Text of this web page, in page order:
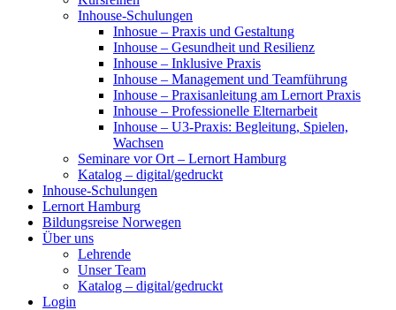
Inhouse-Schulungen
Inhosue – Praxis und Gestaltung
Inhouse – Gesundheit und Resilienz
Inhouse – Inklusive Praxis
Inhouse – Management und Teamführung
Inhouse – Praxisanleitung am Lernort Praxis
Inhouse – Professionelle Elternarbeit
Inhouse – U3-Praxis: Begleitung, Spielen,
Wachsen
Seminare vor Ort – Lernort Hamburg
Katalog – digital/gedruckt
Inhouse-Schulungen
Lernort Hamburg
Bildungsreise Norwegen
Über uns
Lehrende
Unser Team
Katalog – digital/gedruckt
Login